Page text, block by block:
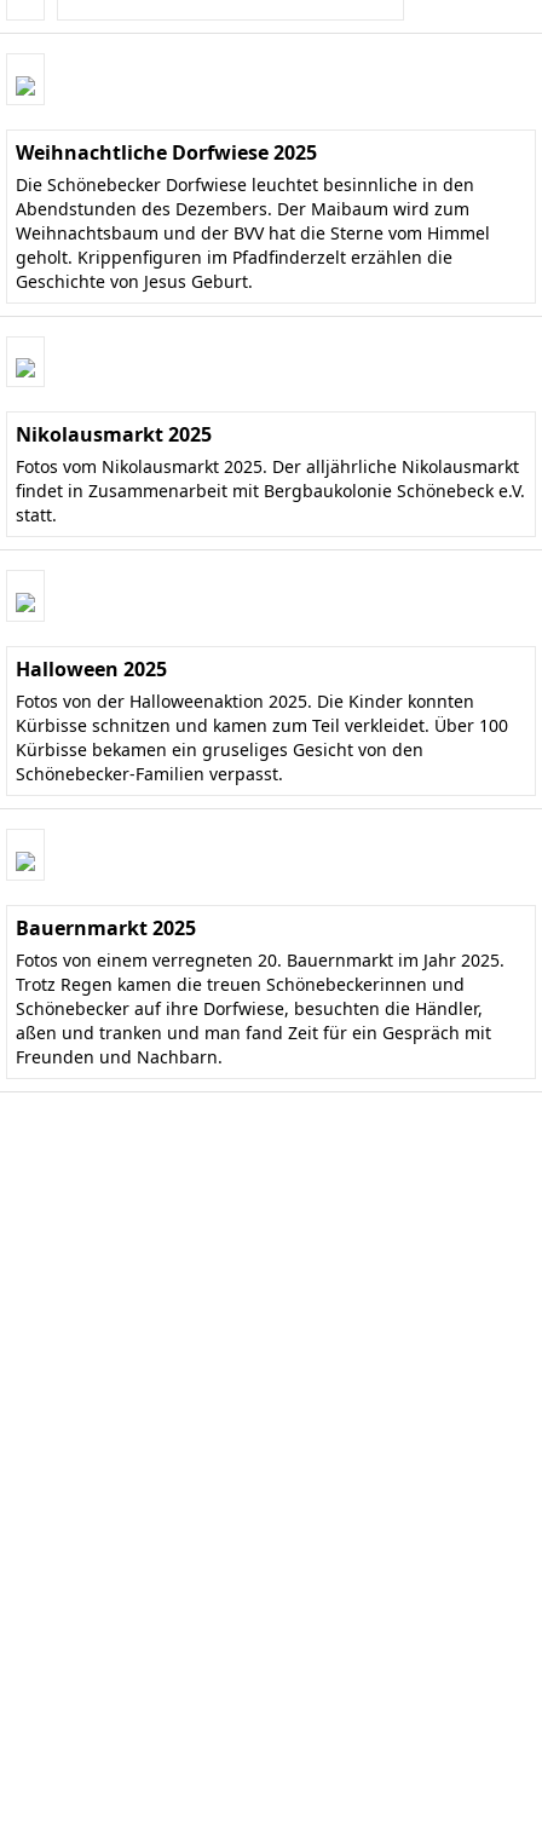
Weihnachtliche Dorfwiese 2025
Die Schönebecker Dorfwiese leuchtet besinnliche in den
Abendstunden des Dezembers. Der Maibaum wird zum
Weihnachtsbaum und der BVV hat die Sterne vom Himmel
geholt. Krippenfiguren im Pfadfinderzelt erzählen die
Geschichte von Jesus Geburt.
Nikolausmarkt 2025
Fotos vom Nikolausmarkt 2025. Der alljährliche Nikolausmarkt
findet in Zusammenarbeit mit Bergbaukolonie Schönebeck e.V.
statt.
Halloween 2025
Fotos von der Halloweenaktion 2025. Die Kinder konnten
Kürbisse schnitzen und kamen zum Teil verkleidet. Über 100
Kürbisse bekamen ein gruseliges Gesicht von den
Schönebecker-Familien verpasst.
Bauernmarkt 2025
Fotos von einem verregneten 20. Bauernmarkt im Jahr 2025.
Trotz Regen kamen die treuen Schönebeckerinnen und
Schönebecker auf ihre Dorfwiese, besuchten die Händler,
aßen und tranken und man fand Zeit für ein Gespräch mit
Freunden und Nachbarn.